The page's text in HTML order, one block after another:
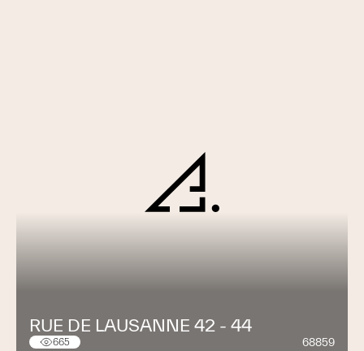
RUE DE LAUSANNE 42 - 44
665 68859